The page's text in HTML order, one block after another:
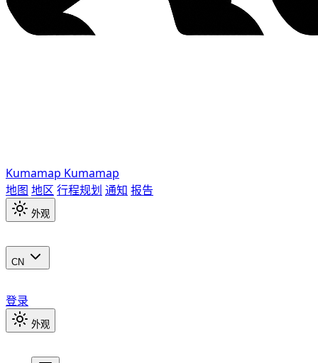
Kumamap Kumamap
地图 地区 行程规划 通知 报告
外观
CN
登录
外观